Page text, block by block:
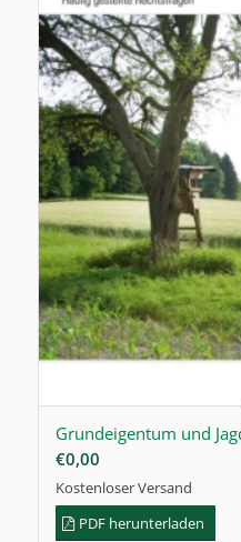
Grundeigentum und
€0,00
Kostenloser Versand
PDF herunterladen